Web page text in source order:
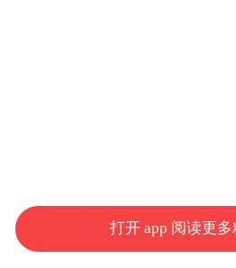
打开 app 阅读更